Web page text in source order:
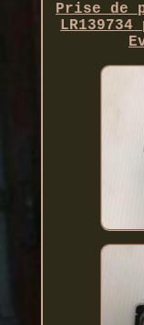
Prise de